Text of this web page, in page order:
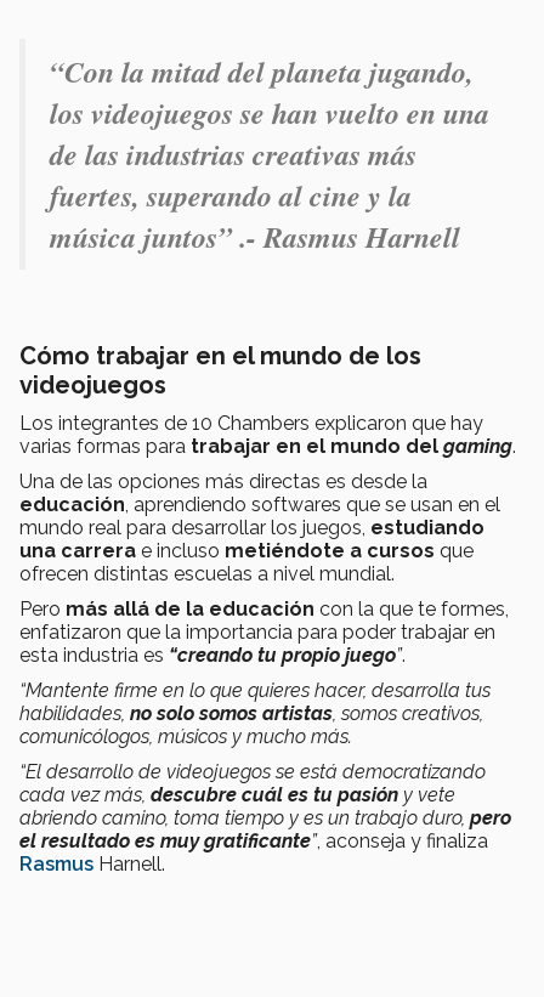
“Con la mitad del planeta jugando,
los videojuegos se han vuelto en una
de las industrias creativas más
fuertes, superando al cine y la
música juntos” .- Rasmus Harnell
Cómo trabajar en el mundo de los
videojuegos
Los integrantes de 10 Chambers explicaron que hay
varias formas para trabajar en el mundo del gaming.
Una de las opciones más directas es desde la
educación, aprendiendo softwares que se usan en el
mundo real para desarrollar los juegos, estudiando
una carrera e incluso metiéndote a cursos que
ofrecen distintas escuelas a nivel mundial.
Pero más allá de la educación con la que te formes,
enfatizaron que la importancia para poder trabajar en
esta industria es “creando tu propio juego”.
“Mantente firme en lo que quieres hacer, desarrolla tus
habilidades, no solo somos artistas, somos creativos,
comunicólogos, músicos y mucho más.
“El desarrollo de videojuegos se está democratizando
cada vez más, descubre cuál es tu pasión y vete
abriendo camino, toma tiempo y es un trabajo duro, pero
el resultado es muy gratificante”, aconseja y finaliza
Rasmus Harnell.